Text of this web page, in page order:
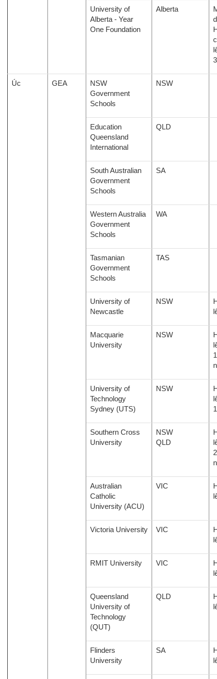
University of
Alberta - Year
One Foundation
Alberta
Úc GEA
NSW
Government
Schools
NSW
Education
Queensland
International
QLD
South Australian
Government
Schools
SA
Western Australia
Government
Schools
WA
Tasmanian
Government
Schools
TAS
University of
Newcastle
NSW
Macquarie
University
NSW
University of
Technology
Sydney (UTS)
NSW
Southern Cross
University
NSW
QLD
Australian
Catholic
University (ACU)
VIC
Victoria University VIC
RMIT University VIC
Queensland
University of
Technology
(QUT)
QLD
Flinders
University
SA